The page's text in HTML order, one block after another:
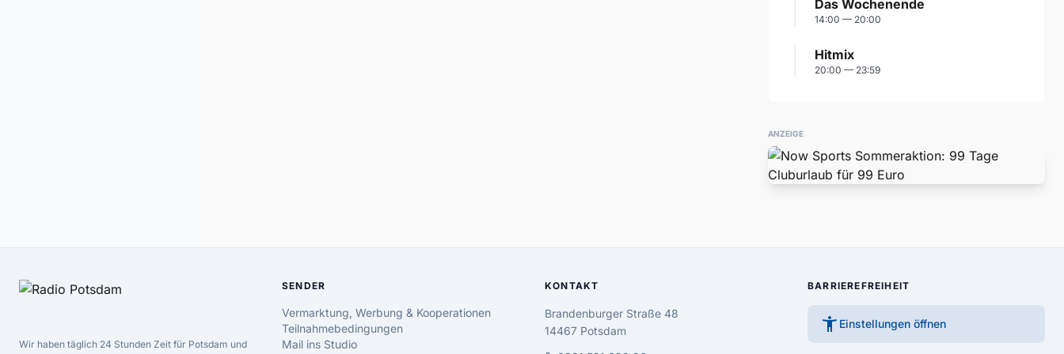
Das Wochenende
14:00 — 20:00
Hitmix
20:00 — 23:59
ANZEIGE
Wir haben täglich 24 Stunden Zeit für Potsdam und
SENDER
Vermarktung, Werbung & Kooperationen
Teilnahmebedingungen
Mail ins Studio
KONTAKT
Brandenburger Straße 48
14467 Potsdam
BARRIEREFREIHEIT
accessibility_new Einstellungen öffnen